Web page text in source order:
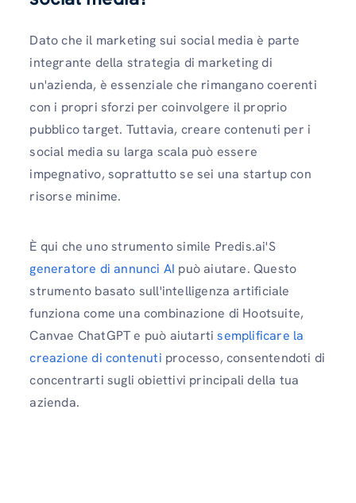
Dato che il marketing sui social media è parte
integrante della strategia di marketing di
un'azienda, è essenziale che rimangano coerenti
con i propri sforzi per coinvolgere il proprio
pubblico target. Tuttavia, creare contenuti per i
social media su larga scala può essere
impegnativo, soprattutto se sei una startup con
risorse minime.
È qui che uno strumento simile Predis.ai'S
generatore di annunci AI può aiutare. Questo
strumento basato sull'intelligenza artificiale
funziona come una combinazione di Hootsuite,
Canvae ChatGPT e può aiutartisemplificare la
creazione di contenuti processo, consentendoti di
concentrarti sugli obiettivi principali della tua
azienda.